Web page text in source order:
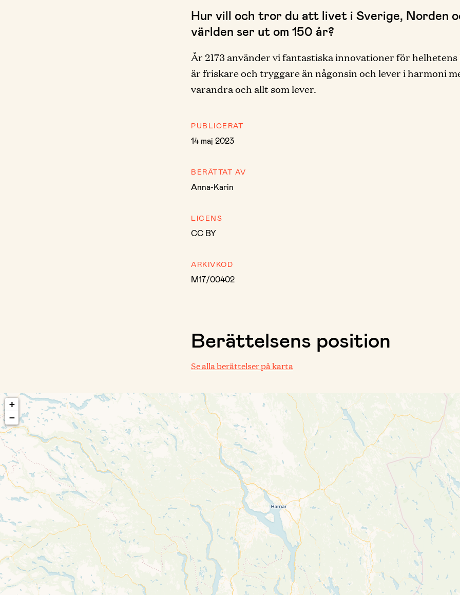
Hur vill och tror du att livet i Sverige, Norden
världen ser ut om 150 år?
År 2173 använder vi fantastiska innovationer för helhetens
är friskare och tryggare än någonsin och lever i harmoni
varandra och allt som lever.
PUBLICERAT
14 maj 2023
BERÄTTAT AV
Anna-Karin
LICENS
CC BY
ARKIVKOD
M17/00402
Berättelsens position
Se alla berättelser på karta
+
−